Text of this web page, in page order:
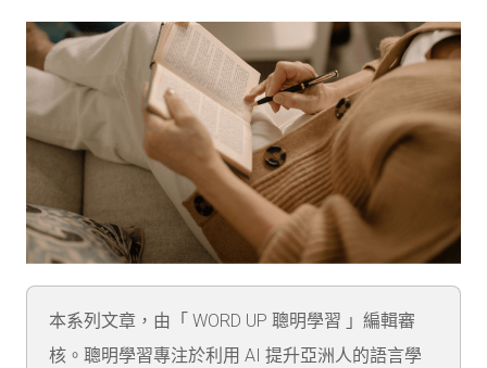
本系列文章，由「 WORD UP 聰明學習 」編輯審
核。聰明學習專注於利用 AI 提升亞洲人的語言學